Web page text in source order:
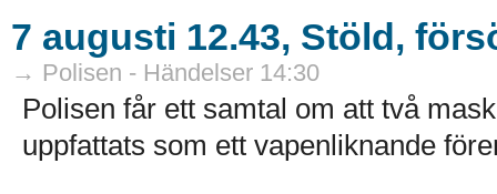
7 augusti 12.43, Stöld,
→ Polisen - Händelser 14:30
Polisen får ett samtal om att två
uppfattats som ett vapenliknande